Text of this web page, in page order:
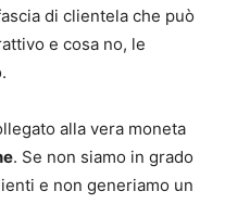
di clientela che può
e cosa no, le
alla vera moneta
. Se non siamo in grado
e non generiamo un